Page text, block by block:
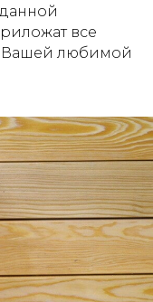
все
Вашей любимой